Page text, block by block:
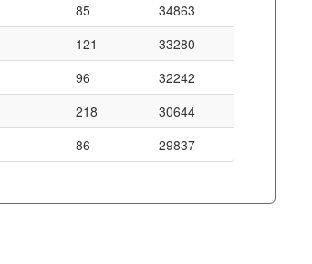
85
34863
121
33280
96
32242
218
30644
86 29837